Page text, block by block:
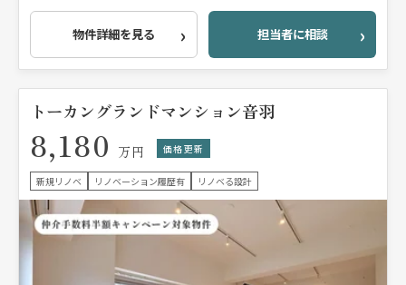
物件詳細を見る 担当者に相談
トーカングランドマンション音羽
8,180 万円 価格更新
新規リノベ リノベーション履歴有 リノベる設計